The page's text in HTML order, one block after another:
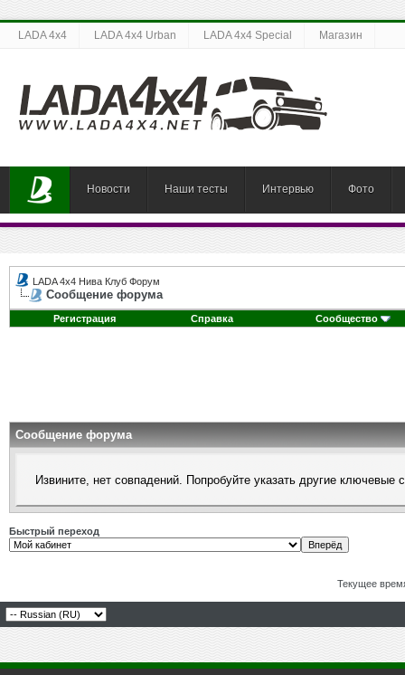
LADA 4x4 LADA 4x4 Urban LADA 4x4 Special Магазин
Новости Наши тесты Интервью Фото
LADA 4x4 Нива Клуб Форум
Сообщение форума
Регистрация Справка Сообщество
Сообщение форума
Извините, нет совпадений. Попробуйте указать другие ключевые
Быстрый переход
Текущее